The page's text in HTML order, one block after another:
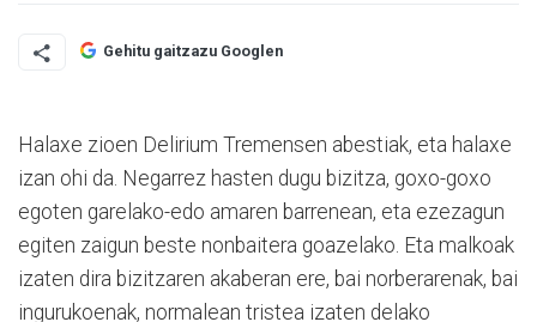
Gehitu gaitzazu Googlen
Halaxe zioen Delirium Tremensen abestiak, eta halaxe
izan ohi da. Negarrez hasten dugu bizitza, goxo-goxo
egoten garelako-edo amaren barrenean, eta ezezagun
egiten zaigun beste nonbaitera goazelako. Eta malkoak
izaten dira bizitzaren akaberan ere, bai norberarenak, bai
ingurukoenak, normalean tristea izaten delako